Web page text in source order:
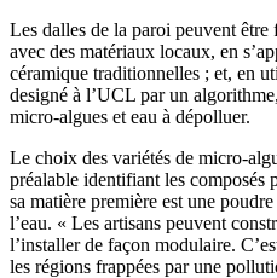
Les dalles de la paroi peuvent être
avec des matériaux locaux, en
céramique traditionnelles ; et, en
designé à l’UCL par un
micro-algues et eau à dépolluer.
Le choix des variétés de micro-
préalable identifiant les composés
sa matière première est une
l’eau. « Les artisans peuvent
l’installer de façon modulaire.
les régions frappées par une